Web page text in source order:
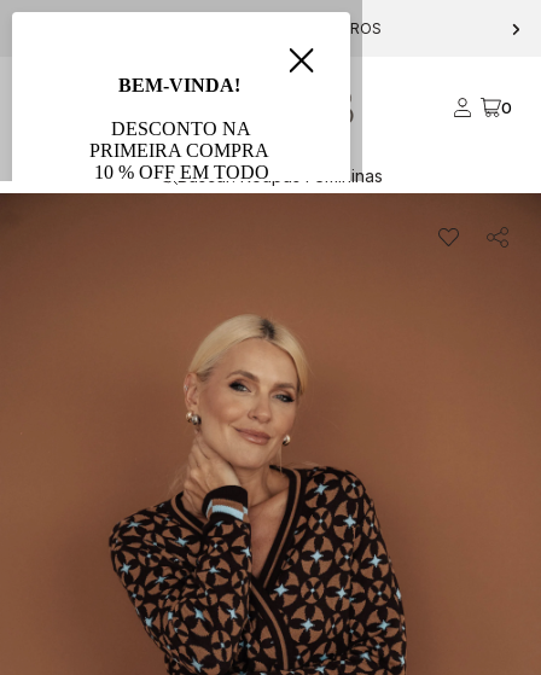
PARCELE EM ATÉ 10X S/ JUROS
0